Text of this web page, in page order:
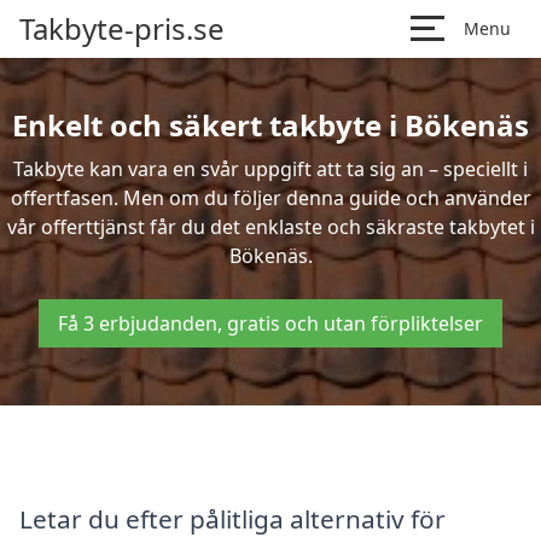
Takbyte-pris.se Menu
Enkelt och säkert takbyte i Bökenäs
Takbyte kan vara en svår uppgift att ta sig an – speciellt i
offertfasen. Men om du följer denna guide och använder
vår offerttjänst får du det enklaste och säkraste takbytet i
Bökenäs.
Få 3 erbjudanden, gratis och utan förpliktelser
Letar du efter pålitliga alternativ för